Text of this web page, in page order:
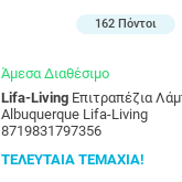
162 Πόντοι
Άμεσα Διαθέσιμο
Lifa-Living
Albuquerque Lifa-Living
8719831797356
ΤΕΛΕΥΤΑΙΑ ΤΕΜΑΧΙΑ!